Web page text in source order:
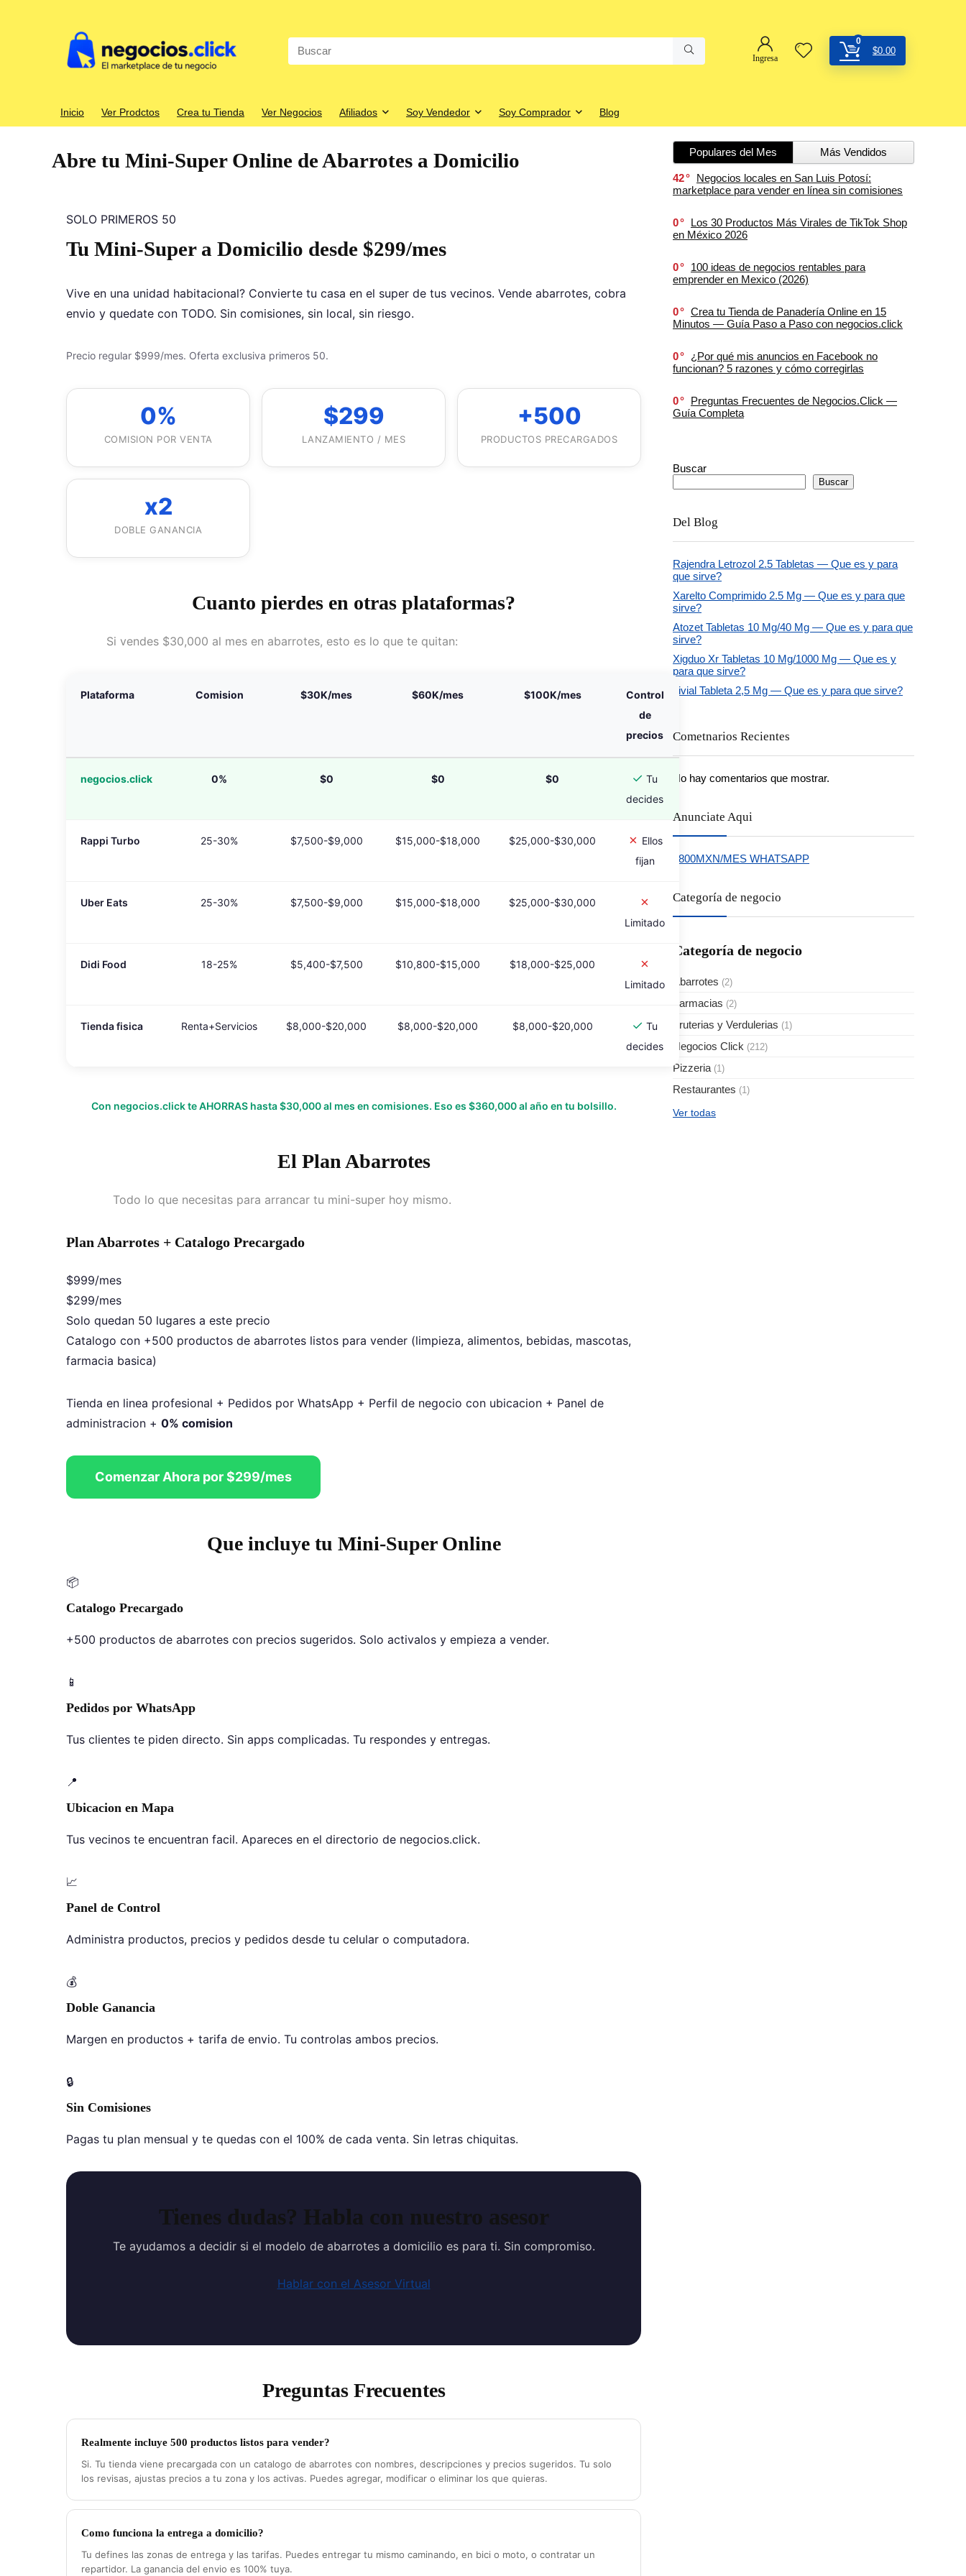
Search
for:
Ingresa
0
$0.00
Inicio Ver Prodctos Crea tu Tienda Ver Negocios Afiliados Soy Vendedor Soy Comprador Blog
Abre tu Mini-Super Online de Abarrotes a Domicilio
SOLO PRIMEROS 50
Tu Mini-Super a Domicilio desde $299/mes
Vive en una unidad habitacional? Convierte tu casa en el super de tus vecinos. Vende abarrotes, cobra
envio y quedate con TODO. Sin comisiones, sin local, sin riesgo.
Precio regular $999/mes. Oferta exclusiva primeros 50.
0%
COMISION POR VENTA
$299
LANZAMIENTO / MES
+500
PRODUCTOS PRECARGADOS
x2
DOBLE GANANCIA
Cuanto pierdes en otras plataformas?
Si vendes $30,000 al mes en abarrotes, esto es lo que te quitan:
Plataforma Comision $30K/mes $60K/mes $100K/mes
Control
de
precios
negocios.click 0% $0 $0 $0 ✓ Tu
decides
Rappi Turbo 25-30% $7,500-$9,000 $15,000-$18,000 $25,000-$30,000 ✗ Ellos
fijan
Uber Eats 25-30% $7,500-$9,000 $15,000-$18,000 $25,000-$30,000 ✗
Limitado
Didi Food 18-25% $5,400-$7,500 $10,800-$15,000 $18,000-$25,000 ✗
Limitado
Tienda fisica Renta+Servicios $8,000-$20,000 $8,000-$20,000 $8,000-$20,000 ✓ Tu
decides
Con negocios.click te AHORRAS hasta $30,000 al mes en comisiones. Eso es $360,000 al año en tu bolsillo.
El Plan Abarrotes
Todo lo que necesitas para arrancar tu mini-super hoy mismo.
Plan Abarrotes + Catalogo Precargado
$999/mes
$299/mes
Solo quedan 50 lugares a este precio
Catalogo con +500 productos de abarrotes listos para vender (limpieza, alimentos, bebidas, mascotas,
farmacia basica)
Tienda en linea profesional + Pedidos por WhatsApp + Perfil de negocio con ubicacion + Panel de
administracion + 0% comision
Comenzar Ahora por $299/mes
Que incluye tu Mini-Super Online
📦
Catalogo Precargado
+500 productos de abarrotes con precios sugeridos. Solo activalos y empieza a vender.
📱
Pedidos por WhatsApp
Tus clientes te piden directo. Sin apps complicadas. Tu respondes y entregas.
📍
Ubicacion en Mapa
Tus vecinos te encuentran facil. Apareces en el directorio de negocios.click.
📈
Panel de Control
Administra productos, precios y pedidos desde tu celular o computadora.
💰
Doble Ganancia
Margen en productos + tarifa de envio. Tu controlas ambos precios.
🔒
Sin Comisiones
Pagas tu plan mensual y te quedas con el 100% de cada venta. Sin letras chiquitas.
Tienes dudas? Habla con nuestro asesor
Te ayudamos a decidir si el modelo de abarrotes a domicilio es para ti. Sin compromiso.
Hablar con el Asesor Virtual
Preguntas Frecuentes
Realmente incluye 500 productos listos para vender?
Si. Tu tienda viene precargada con un catalogo de abarrotes con nombres, descripciones y precios sugeridos. Tu solo
los revisas, ajustas precios a tu zona y los activas. Puedes agregar, modificar o eliminar los que quieras.
Como funciona la entrega a domicilio?
Tu defines las zonas de entrega y las tarifas. Puedes entregar tu mismo caminando, en bici o moto, o contratar un
repartidor. La ganancia del envio es 100% tuya.
Populares del Mes Más Vendidos
42
Negocios locales en San Luis Potosí:
marketplace para vender en línea sin comisiones
0
Los 30 Productos Más Virales de TikTok Shop
en México 2026
0
100 ideas de negocios rentables para
emprender en Mexico (2026)
0
Crea tu Tienda de Panadería Online en 15
Minutos — Guía Paso a Paso con negocios.click
0
¿Por qué mis anuncios en Facebook no
funcionan? 5 razones y cómo corregirlas
0
Preguntas Frecuentes de Negocios.Click —
Guía Completa
Buscar
Buscar
Del Blog
Rajendra Letrozol 2.5 Tabletas — Que es y para
que sirve?
Xarelto Comprimido 2.5 Mg — Que es y para que
sirve?
Atozet Tabletas 10 Mg/40 Mg — Que es y para que
sirve?
Xigduo Xr Tabletas 10 Mg/1000 Mg — Que es y
para que sirve?
Livial Tableta 2,5 Mg — Que es y para que sirve?
Cometnarios Recientes
No hay comentarios que mostrar.
Anunciate Aqui
$800MXN/MES WHATSAPP
Categoría de negocio
Categoría de negocio
Abarrotes (2)
Farmacias (2)
Fruterias y Verdulerias (1)
Negocios Click (212)
Pizzeria (1)
Restaurantes (1)
Ver todas